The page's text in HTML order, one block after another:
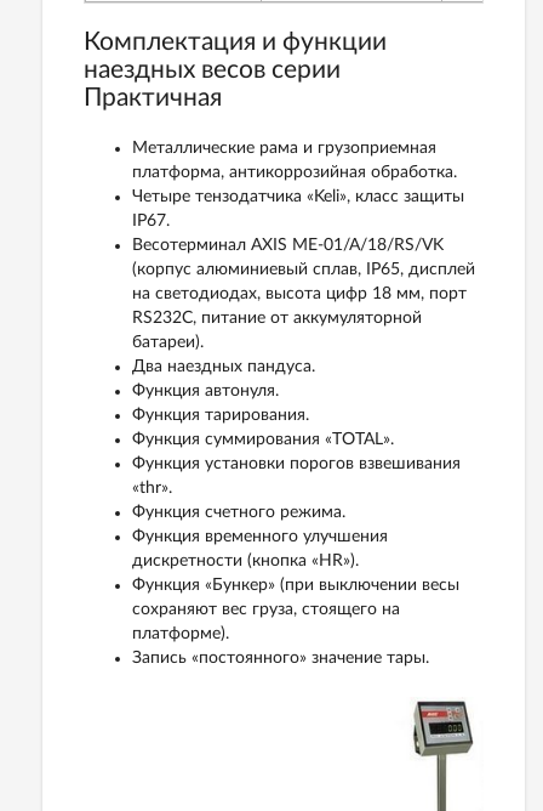
Комплектация и функции
наездных весов серии
Практичная
Металлические рама и грузоприемная
платформа, антикоррозийная обработка.
Четыре тензодатчика «Keli», класс защиты
IP67.
Весотерминал AXIS ME-01/A/18/RS/VK
(корпус алюминиевый сплав, IP65, дисплей
на светодиодах, высота цифр 18 мм, порт
RS232C, питание от аккумуляторной
батареи).
Два наездных пандуса.
Функция автонуля.
Функция тарирования.
Функция суммирования «TOTAL».
Функция установки порогов взвешивания
«thr».
Функция счетного режима.
Функция временного улучшения
дискретности (кнопка «HR»).
Функция «Бункер» (при выключении весы
сохраняют вес груза, стоящего на
платформе).
Запись «постоянного» значение тары.